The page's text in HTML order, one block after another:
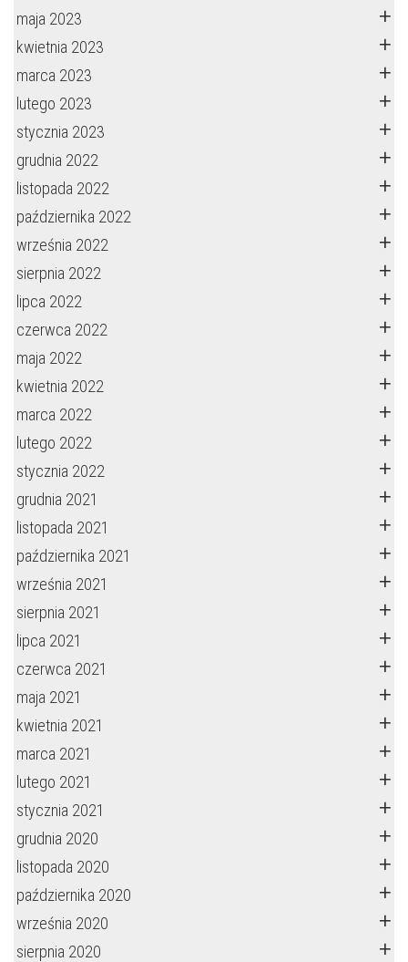
maja 2023
kwietnia 2023
marca 2023
lutego 2023
stycznia 2023
grudnia 2022
listopada 2022
października 2022
września 2022
sierpnia 2022
lipca 2022
czerwca 2022
maja 2022
kwietnia 2022
marca 2022
lutego 2022
stycznia 2022
grudnia 2021
listopada 2021
października 2021
września 2021
sierpnia 2021
lipca 2021
czerwca 2021
maja 2021
kwietnia 2021
marca 2021
lutego 2021
stycznia 2021
grudnia 2020
listopada 2020
października 2020
września 2020
sierpnia 2020